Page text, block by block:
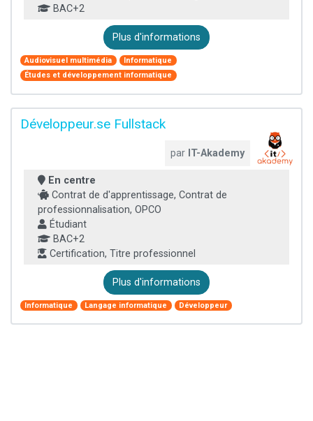
BAC+2
Plus d'informations
Audiovisuel multimédia
Informatique
Études et développement informatique
Développeur.se Fullstack
par IT-Akademy
En centre
Contrat de d'apprentissage, Contrat de
professionnalisation, OPCO
Étudiant
BAC+2
Certification, Titre professionnel
Plus d'informations
Informatique Langage informatique Développeur